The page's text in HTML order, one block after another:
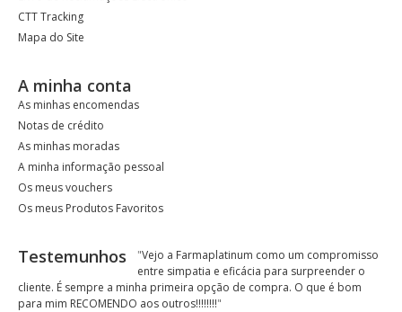
CTT Tracking
Mapa do Site
A minha conta
As minhas encomendas
Notas de crédito
As minhas moradas
A minha informação pessoal
Os meus vouchers
Os meus Produtos Favoritos
Testemunhos "Vejo a Farmaplatinum como um compromisso
entre simpatia e eficácia para surpreender o
cliente. É sempre a minha primeira opção de compra. O que é bom
para mim RECOMENDO aos outros!!!!!!!!"